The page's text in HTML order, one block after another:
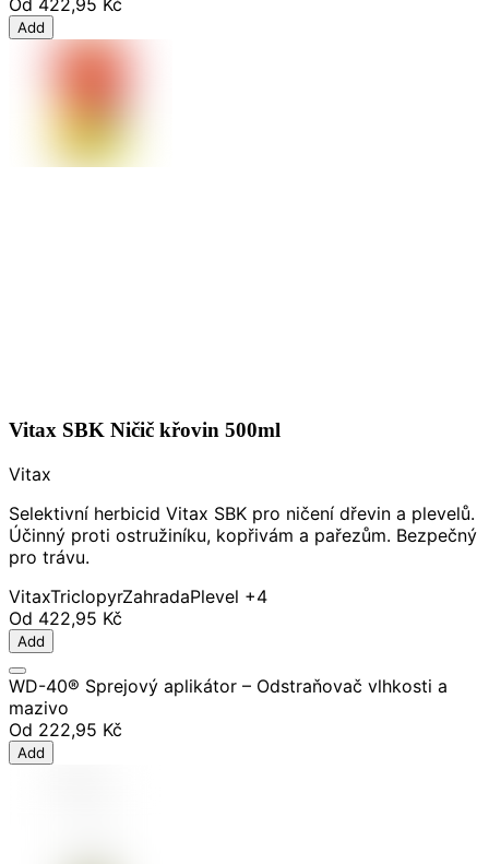
Od 422,95 Kč
Add
Vitax SBK Ničič křovin 500ml
Vitax
Selektivní herbicid Vitax SBK pro ničení dřevin a plevelů.
Účinný proti ostružiníku, kopřivám a pařezům. Bezpečný
pro trávu.
VitaxTriclopyrZahradaPlevel +4
Od 422,95 Kč
Add
WD-40® Sprejový aplikátor – Odstraňovač vlhkosti a
mazivo
Od 222,95 Kč
Add